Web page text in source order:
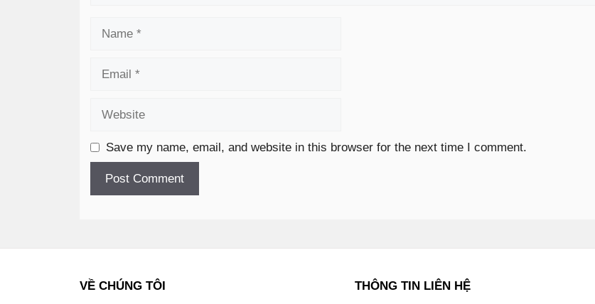
Save my name, email, and website in this browser for the next time I comment.
VỀ CHÚNG TÔI THÔNG TIN LIÊN HỆ